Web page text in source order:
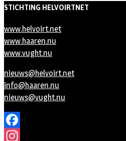
STICHTING HELVOIRTNET
www.helvoirt.net
www.haaren.nu
www.vught.nu
nieuws@helvoirt.net
info@haaren.nu
nieuws@vught.nu
Facebook